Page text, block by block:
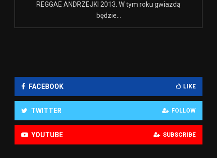
REGGAE ANDRZEJKI 2013. W tym roku gwiazdą
będzie...
FACEBOOK LIKE
TWITTER FOLLOW
YOUTUBE SUBSCRIBE